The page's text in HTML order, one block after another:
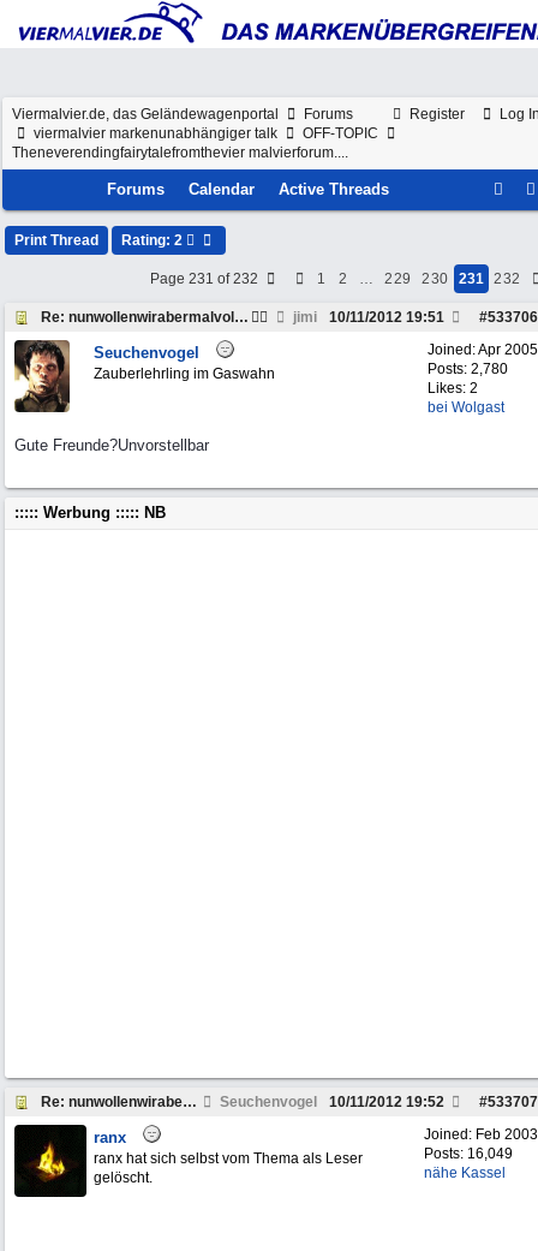
Register Log
Viermalvier.de, das Geländewagenportal
Forums
viermalvier markenunabhängiger talk
OFF-TOPIC
Theneverendingfairytalefromthevier malvierforum....
Forums Calendar Active Threads
Print Thread Rating: 2
Page 231 of 232 1 2 … 229 230 231 232
Re: nunwollenwirabermalvolgasrichtungweinachten jimi #533706
10/11/2012 19:51
Joined:Apr 2005
Posts: 2,780
Likes: 2
bei Wolgast
Seuchenvogel
Zauberlehrling im Gaswahn
Gute Freunde?Unvorstellbar
::::: Werbung ::::: NB
Re: nunwollenwirabermalvolgasrichtungweinachten Seuchenvogel #533707
10/11/2012 19:52
Joined: Feb 2003
Posts: 16,049
nähe Kassel
ranx
ranx hat sich selbst vom Thema als Leser
gelöscht.